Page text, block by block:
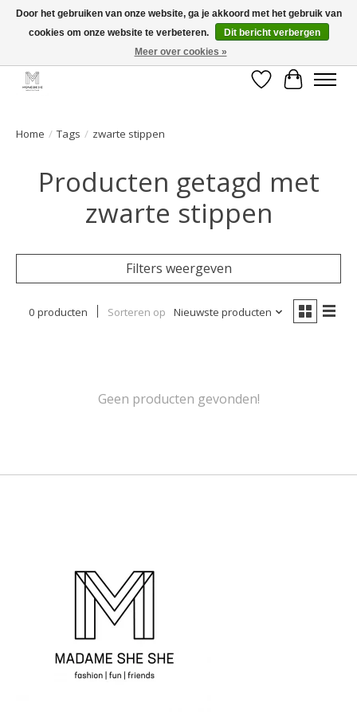
GRATIS verzending vanaf €50 voor BE - €75 voor NL - After pay mogelijk!
Verlanglijst
Home / Tags / zwarte stippen
Producten getagd met
zwarte stippen
Filters weergeven
0 producten Sorteren op Nieuwste producten
Geen producten gevonden!
Door het gebruiken van onze website, ga je akkoord met het gebruik van
cookies om onze website te verbeteren.
Dit bericht verbergen
Meer over cookies »